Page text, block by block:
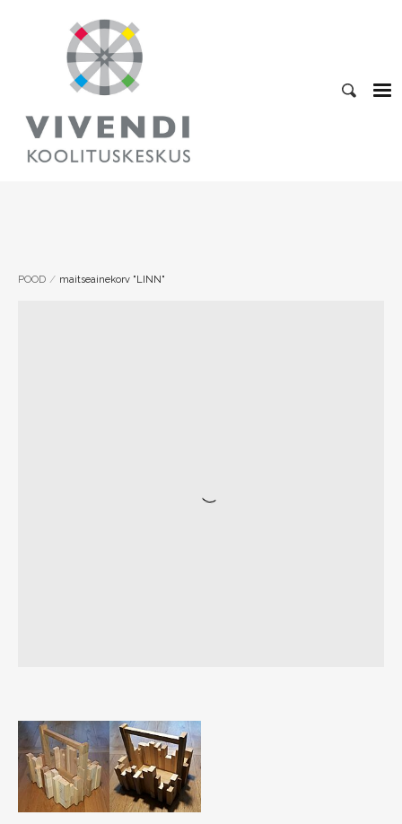
POOD / maitseainekorv "LINN"